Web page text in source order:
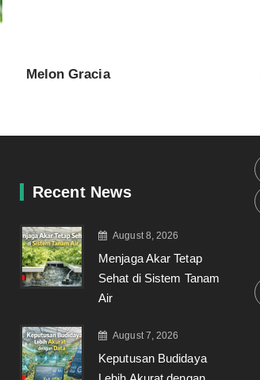
Melon Gracia
Recent News
August 8, 2026
Menjaga Akar Tetap
Sehat di Sistem Tanam
Air
August 7, 2026
Keputusan Budidaya